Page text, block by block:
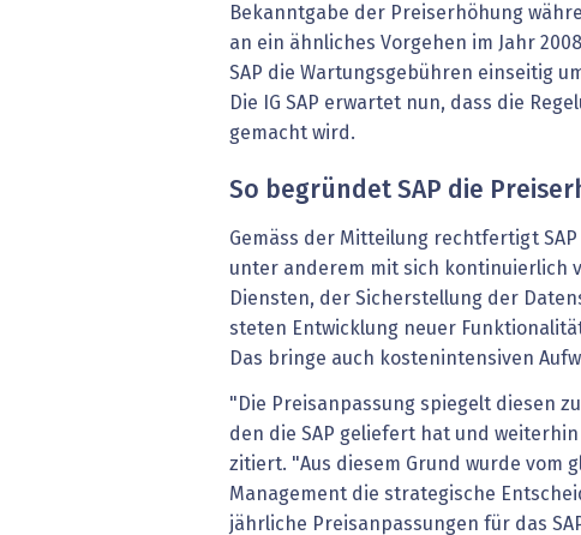
Bekanntgabe der Preiserhöhung
an ein ähnliches Vorgehen im Jahr
SAP die Wartungsgebühren einseitig
Die IG SAP erwartet nun, dass die
gemacht wird.
So begründet SAP die
Gemäss der Mitteilung rechtfertigt
unter anderem mit sich kontinuierlich
Diensten, der Sicherstellung der
steten Entwicklung neuer
Das bringe auch kostenintensiven
"Die Preisanpassung spiegelt diesen
den die SAP geliefert hat und
zitiert. "Aus diesem Grund wurde vom
Management die strategische
jährliche Preisanpassungen für das